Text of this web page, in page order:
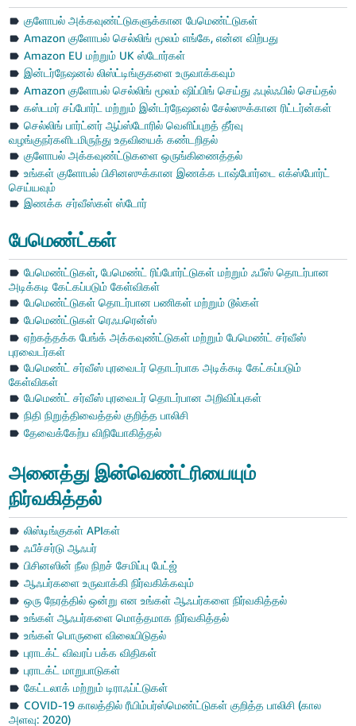
குளோபல் அக்கவுண்ட்டுகளுக்கான பேமெண்ட்டுகள்
Amazon குளோபல் செல்லிங் மூலம் எங்கே, என்ன விற்பது
Amazon EU மற்றும் UK ஸ்டோர்கள்
இன்டர்நேஷனல் லிஸ்ட்டிங்குகளை உருவாக்கவும்
Amazon குளோபல் செல்லிங் மூலம் ஷிப்பிங் செய்து ஃபுல்ஃபில் செய்தல்
கஸ்டமர் சப்போர்ட் மற்றும் இன்டர்நேஷனல் சேல்ஸுக்கான ரிட்டர்ன்கள்
செல்லிங் பார்ட்னர் ஆப்ஸ்டோரில் வெளிப்புறத் தீர்வு
வழங்குநர்களிடமிருந்து உதவியைக் கண்டறிதல்
குளோபல் அக்கவுண்ட்டுகளை ஒருங்கிணைத்தல்
உங்கள் குளோபல் பிசினஸுக்கான இணக்க டாஷ்போர்டை எக்ஸ்போர்ட்
செய்யவும்
இணக்க சர்வீஸ்கள் ஸ்டோர்
பேமெண்ட்கள்
பேமெண்ட்டுகள், பேமெண்ட் ரிப்போர்ட்டுகள் மற்றும் ஃபீஸ் தொடர்பான
அடிக்கடி கேட்கப்படும் கேள்விகள்
பேமெண்ட்டுகள் தொடர்பான பணிகள் மற்றும் டூல்கள்
பேமெண்ட்டுகள் ரெஃபரென்ஸ்
ஏற்கத்தக்க பேங்க் அக்கவுண்ட்டுகள் மற்றும் பேமெண்ட் சர்வீஸ்
புரவைடர்கள்
பேமெண்ட் சர்வீஸ் புரவைடர் தொடர்பாக அடிக்கடி கேட்கப்படும்
கேள்விகள்
பேமெண்ட் சர்வீஸ் புரவைடர் தொடர்பான அறிவிப்புகள்
நிதி நிறுத்திவைத்தல் குறித்த பாலிசி
தேவைக்கேற்ப விநியோகித்தல்
அனைத்து இன்வெண்ட்ரியையும்
நிர்வகித்தல்
லிஸ்டிங்குகள் APIகள்
ஃபீச்சர்டு ஆஃபர்
பிசினஸின் நீல நிறச் சேமிப்பு பேட்ஜ்
ஆஃபர்களை உருவாக்கி நிர்வகிக்கவும்
ஒரு நேரத்தில் ஒன்று என உங்கள் ஆஃபர்களை நிர்வகித்தல்
உங்கள் ஆஃபர்களை மொத்தமாக நிர்வகித்தல்
உங்கள் பொருளை விலையிடுதல்
புராடக்ட் விவரப் பக்க விதிகள்
புராடக்ட் மாறுபாடுகள்
கேட்டலாக் மற்றும் டிராஃப்ட்டுகள்
COVID-19 காலத்தில் ரீயிம்பர்ஸ்மெண்ட்டுகள் குறித்த பாலிசி (கால
அளவு: 2020)